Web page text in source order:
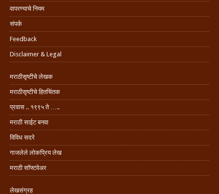
वापरण्याचे नियम
संपर्क
Feedback
Disclaimer & Legal
मराठीसृष्टीचे लेखक
मराठीसृष्टीचे हितचिंतक
प्रवास .. १९९५ ते …..
मराठी साईट बनवा
विविध सदरे
गाजलेले लोकप्रिय लेख
मराठी सॉफ्टवेअर
लेखसंग्रह